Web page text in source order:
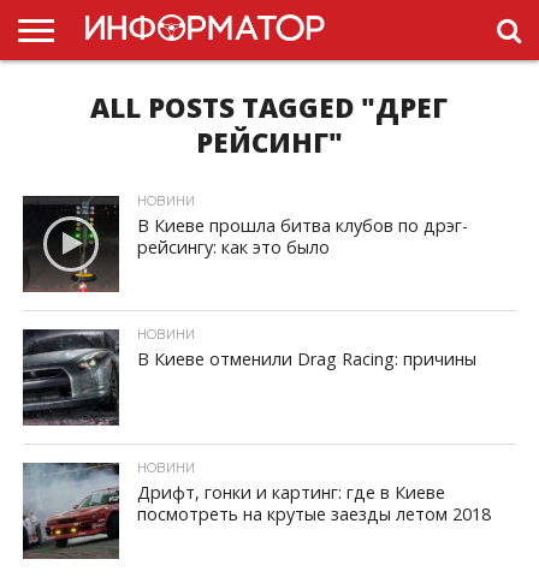
ГОЛОВНА
НОВИНИ
УКРАЇНИ
РЕКЛАМА
ПРОЕКТЫALL POSTS TAGGED "ДРЕГ
РЕЙСИНГ"
ID, "post_views_count", true); if ( $post_views >= 1) { ?>
НОВИНИ
В Киеве прошла битва клубов по дрэг-
рейсингу: как это было
ID, "post_views_count", true); if ( $post_views >= 1) { ?>
НОВИНИ
В Киеве отменили Drag Racing: причины
ID, "post_views_count", true); if ( $post_views >= 1) { ?>
НОВИНИ
Дрифт, гонки и картинг: где в Киеве
посмотреть на крутые заезды летом 2018